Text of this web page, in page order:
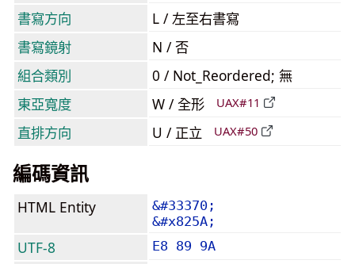
書寫方向
L / 左至右書寫
書寫鏡射
N / 否
組合類別
0 / Not_Reordered; 無
東亞寬度
W / 全形 UAX#11
直排方向 U / 正立 UAX#50
編碼資訊
HTML Entity
&#33370;
&#x825A;
UTF-8 E8 89 9A